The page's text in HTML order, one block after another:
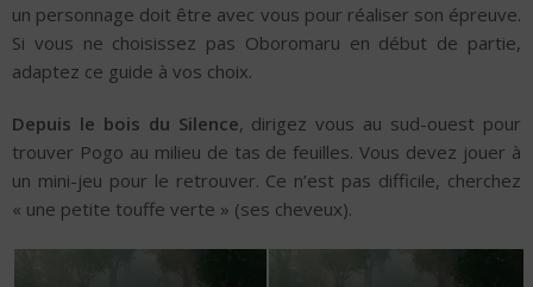
un personnage doit être avec vous pour réaliser son épreuve.
Si vous ne choisissez pas Oboromaru en début de partie,
adaptez ce guide à vos choix.
Depuis le bois du Silence, dirigez vous au sud-ouest pour
trouver Pogo au milieu de tas de feuilles. Vous devez jouer à
un mini-jeu pour le retrouver. Ce n’est pas difficile, cherchez
« une petite touffe verte » (ses cheveux).